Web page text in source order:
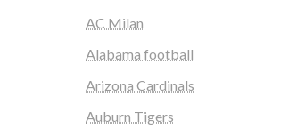
AC Milan
Alabama football
Arizona Cardinals
Auburn Tigers